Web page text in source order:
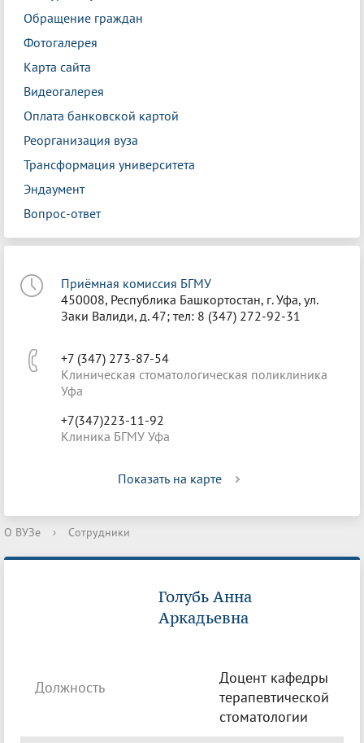
Обращение граждан
Фотогалерея
Карта сайта
Видеогалерея
Оплата банковской картой
Реорганизация вуза
Трансформация университета
Эндаумент
Вопрос-ответ
Приёмная комиссия БГМУ
450008, Республика Башкортостан, г. Уфа, ул.
Заки Валиди, д. 47; тел: 8 (347) 272-92-31
+7 (347) 273-87-54
Клиническая стоматологическая поликлиника
Уфа
+7(347)223-11-92
Клиника БГМУ Уфа
Показать на карте
О ВУЗе › Сотрудники
Голубь Анна
Аркадьевна
Должность
Доцент кафедры
терапевтической
стоматологии